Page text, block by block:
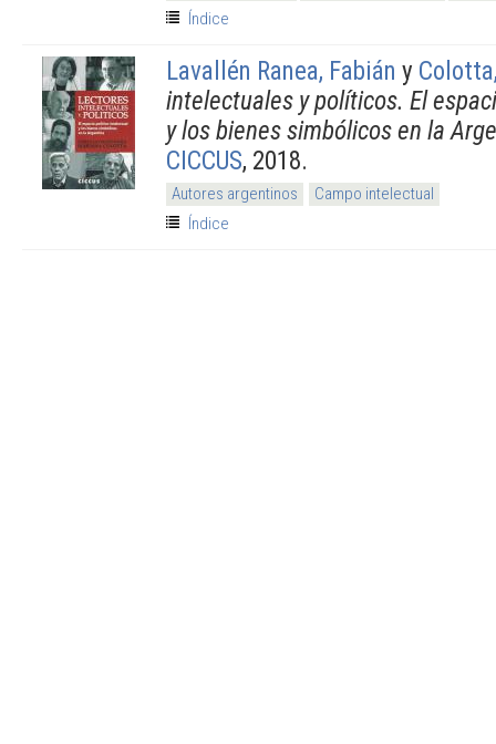
Índice
Lavallén Ranea, Fabián y
intelectuales y políticos. El
y los bienes simbólicos en la
CICCUS, 2018.
Autores argentinos
Campo intelectual
Índice